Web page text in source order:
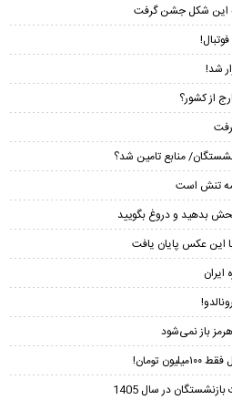
شد!
از کشور؟
منابع تامین شد؟
تنش است
بدهید و دروغ بگویید
این عکس پایان یافت
باز نمی‌شود
تومان!
در سال 1405